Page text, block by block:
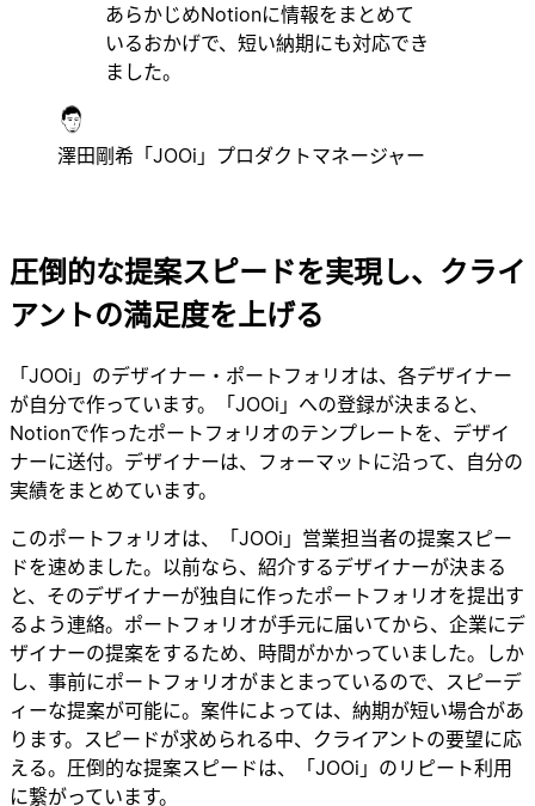
あらかじめNotionに情報をまとめて
いるおかげで、短い納期にも対応でき
ました。
澤田剛希 「JOOi」プロダクトマネージャー
圧倒的な提案スピードを実現し、クライ
アントの満足度を上げる
「JOOi」のデザイナー・ポートフォリオは、各デザイナー
が自分で作っています。「JOOi」への登録が決まると、
Notionで作ったポートフォリオのテンプレートを、デザイ
ナーに送付。デザイナーは、フォーマットに沿って、自分の
実績をまとめています。
このポートフォリオは、「JOOi」営業担当者の提案スピー
ドを速めました。以前なら、紹介するデザイナーが決まる
と、そのデザイナーが独自に作ったポートフォリオを提出す
るよう連絡。ポートフォリオが手元に届いてから、企業にデ
ザイナーの提案をするため、時間がかかっていました。しか
し、事前にポートフォリオがまとまっているので、スピーデ
ィーな提案が可能に。案件によっては、納期が短い場合があ
ります。スピードが求められる中、クライアントの要望に応
える。圧倒的な提案スピードは、「JOOi」のリピート利用
に繋がっています。